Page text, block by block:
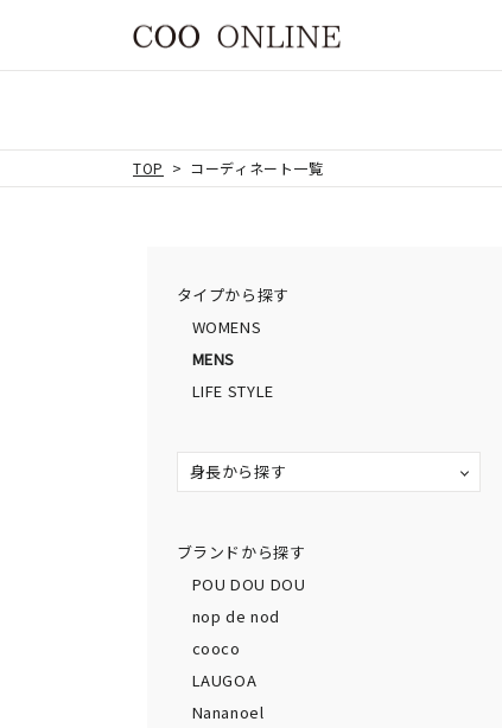
TOP コーディネート一覧
タイプから探す
WOMENS
MENS
LIFE STYLE
身長から探す
ブランドから探す
POU DOU DOU
nop de nod
cooco
LAUGOA
Nananoel